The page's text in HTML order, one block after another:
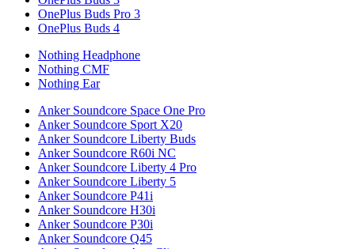
OnePlus Buds Pro 3
OnePlus Buds 4
Nothing Headphone
Nothing CMF
Nothing Ear
Anker Soundcore Space One Pro
Anker Soundcore Sport X20
Anker Soundcore Liberty Buds
Anker Soundcore R60i NC
Anker Soundcore Liberty 4 Pro
Anker Soundcore Liberty 5
Anker Soundcore P41i
Anker Soundcore H30i
Anker Soundcore P30i
Anker Soundcore Q45